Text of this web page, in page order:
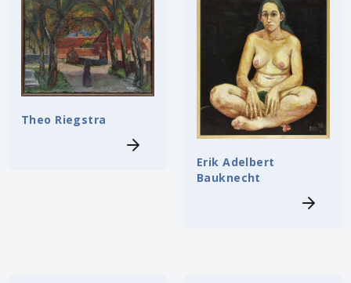
Theo Riegstra
Erik Adelbert
Bauknecht